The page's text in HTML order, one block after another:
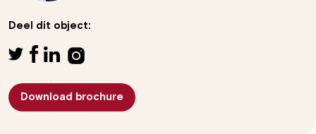
Deel dit object:
Download brochure